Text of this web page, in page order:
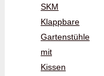
SKM
Klappbare
Gartenstühle
mit
Kissen